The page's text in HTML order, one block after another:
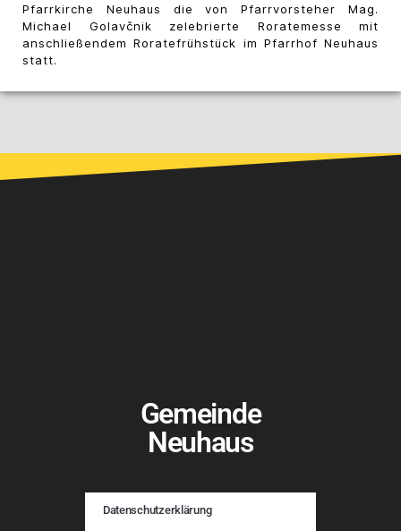
Pfarrkirche Neuhaus die von Pfarrvorsteher Mag.
Michael Golavčnik zelebrierte Roratemesse mit
anschließendem Roratefrühstück im Pfarrhof Neuhaus
statt.
Gemeinde
Neuhaus
Datenschutzerklärung